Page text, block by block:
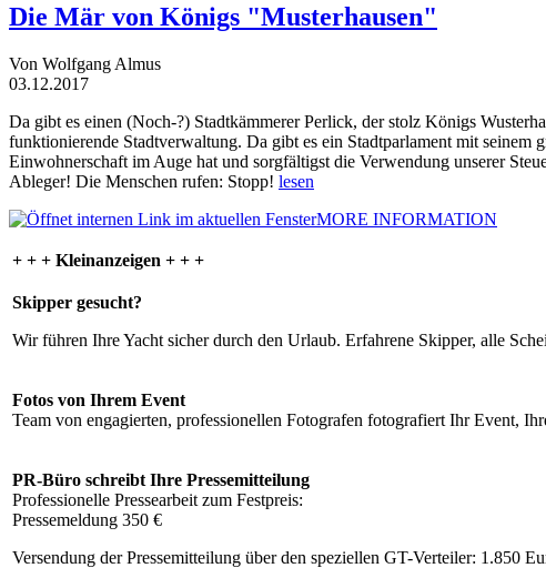
Die Mär von Königs "Musterhausen"
Von Wolfgang Almus
03.12.2017
Da gibt es einen (Noch-?) Stadtkämmerer Perlick, der stolz Königs
funktionierende Stadtverwaltung. Da gibt es ein Stadtparlament mit seinem
Einwohnerschaft im Auge hat und sorgfältigst die Verwendung unserer
Ableger! Die Menschen rufen: Stopp! lesen
MORE INFORMATION
+ + + Kleinanzeigen + + +
Skipper gesucht?
Wir führen Ihre Yacht sicher durch den Urlaub. Erfahrene Skipper, alle
Fotos von Ihrem Event
Team von engagierten, professionellen Fotografen fotografiert Ihr Event,
PR-Büro schreibt Ihre Pressemitteilung
Professionelle Pressearbeit zum Festpreis:
Pressemeldung 350 €
Versendung der Pressemitteilung über den speziellen GT-Verteiler: 1.850